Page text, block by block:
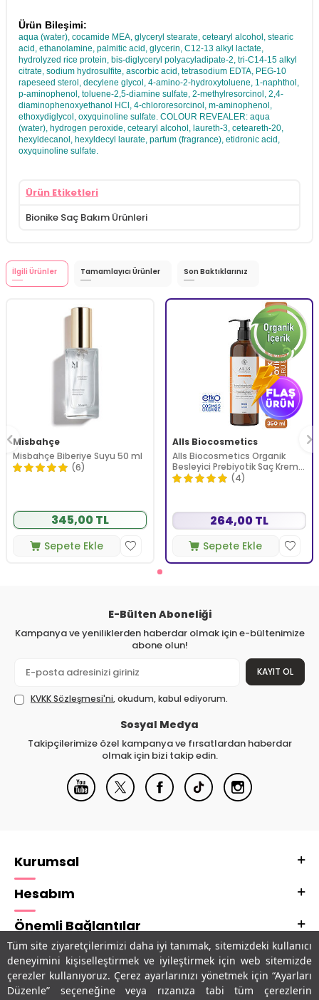
Tüm site ziyaretçilerimizi daha iyi tanımak, sitemizdeki kullanıcı
deneyimini kişiselleştirmek ve iyileştirmek için web sitemizde
çerezler kullanıyoruz. Çerez ayarlarınızı yönetmek için “Ayarları
Düzenle” seçeneğine veya rızanıza tabi tüm çerezlerin
Ürün Bileşimi:
aqua (water), cocamide MEA, glyceryl stearate, cetearyl alcohol, stearic
acid, ethanolamine, palmitic acid, glycerin, C12-13 alkyl lactate,
hydrolyzed rice protein, bis-diglyceryl polyacyladipate-2, tri-C14-15 alkyl
citrate, sodium hydrosulfite, ascorbic acid, tetrasodium EDTA, PEG-10
rapeseed sterol, decylene glycol, 4-amino-2-hydroxytoluene, 1-naphthol,
p-aminophenol, toluene-2,5-diamine sulfate, 2-methylresorcinol, 2,4-
diaminophenoxyethanol HCl, 4-chlororesorcinol, m-aminophenol,
ethoxydiglycol, oxyquinoline sulfate. COLOUR REVEALER: aqua
(water), hydrogen peroxide, cetearyl alcohol, laureth-3, ceteareth-20,
hexyldecanol, hexyldecyl laurate, parfum (fragrance), etidronic acid,
oxyquinoline sulfate.
Ürün Etiketleri
Bionike Saç Bakım Ürünleri
İlgili Ürünler Tamamlayıcı Ürünler Son Baktıklarınız
Misbahçe
Misbahçe Biberiye Suyu 50 ml
(6)
345,00 TL
Sepete Ekle
Alls Biocosmetics
Alls Biocosmetics Organik
Besleyici Prebiyotik Saç Kremi
350 ml
(4)
264,00 TL
Sepete Ekle
E-Bülten Aboneliği
Kampanya ve yeniliklerden haberdar olmak için e-bültenimize
abone olun!
KAYIT OL
KVKK Sözleşmesi'ni, okudum, kabul ediyorum.
Sosyal Medya
Takipçilerimize özel kampanya ve fırsatlardan haberdar
olmak için bizi takip edin.
Kurumsal
Hesabım
Önemli Bağlantılar
Adres & İletişim
Uygulamalarımız